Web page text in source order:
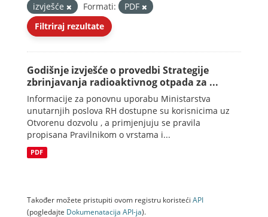
izvješće
Formati:
PDF
Filtriraj rezultate
Godišnje izvješće o provedbi Strategije
zbrinjavanja radioaktivnog otpada za ...
Informacije za ponovnu uporabu Ministarstva
unutarnjih poslova RH dostupne su korisnicima uz
Otvorenu dozvolu , a primjenjuju se pravila
propisana Pravilnikom o vrstama i...
PDF
Također možete pristupiti ovom registru koristeći API
(pogledajte Dokumenаtаcijа API-jа).